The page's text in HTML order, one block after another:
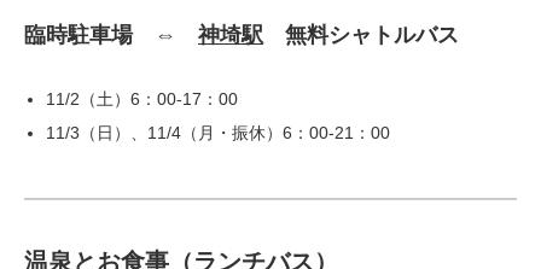
臨時駐車場 ⇔ 神埼駅 無料シャトルバス
11/2（土）6：00-17：00
11/3（日）、11/4（月・振休）6：00-21：00
温泉とお食事（ランチバス）